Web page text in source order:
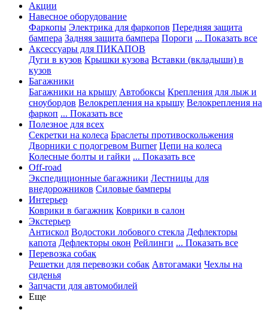
Акции
Навесное оборудование
Фаркопы Электрика для фаркопов Передняя защита
бампера Задняя защита бампера Пороги ... Показать все
Аксессуары для ПИКАПОВ
Дуги в кузов Крышки кузова Вставки (вкладыши) в
кузов
Багажники
Багажники на крышу Автобоксы Крепления для лыж и
сноубордов Велокрепления на крышу Велокрепления на
фаркоп ... Показать все
Полезное для всех
Секретки на колеса Браслеты противоскольжения
Дворники с подогревом Burner Цепи на колеса
Колесные болты и гайки ... Показать все
Off-road
Экспедиционные багажники Лестницы для
внедорожников Силовые бамперы
Интерьер
Коврики в багажник Коврики в салон
Экстерьер
Антискол Водостоки лобового стекла Дефлекторы
капота Дефлекторы окон Рейлинги ... Показать все
Перевозка собак
Решетки для перевозки собак Автогамаки Чехлы на
сиденья
Запчасти для автомобилей
Еще